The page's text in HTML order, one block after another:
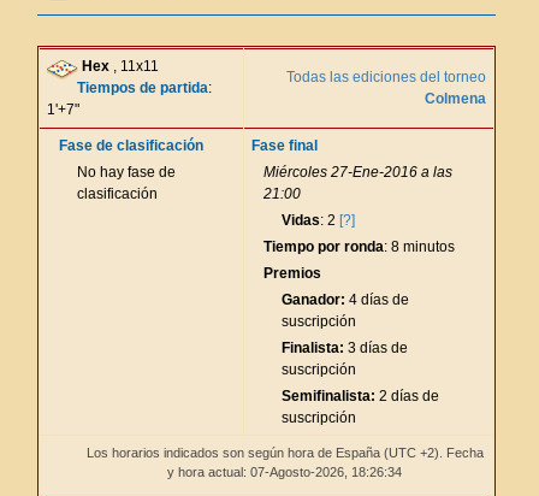
Hex , 11x11
Tiempos de partida:
1'+7"
Todas las ediciones del torneo
Colmena
Fase de clasificación
No hay fase de
clasificación
Fase final
Miércoles 27-Ene-2016 a las
21:00
Vidas: 2 [?]
Tiempo por ronda: 8 minutos
Premios
Ganador: 4 días de
suscripción
Finalista: 3 días de
suscripción
Semifinalista: 2 días de
suscripción
Los horarios indicados son según hora de España (UTC +2). Fecha
y hora actual: 07-Agosto-2026, 18:26:34